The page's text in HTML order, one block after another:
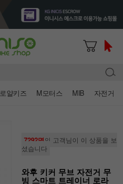
로얄키즈 M모터스 MIB 자전거
7292명의 고객님이 이 상품을 보
셨습니다
와후 키커 무브 자전거 무
빙 스마트 트레이너 로라